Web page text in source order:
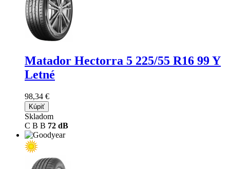
Matador Hectorra 5 225/55 R16 99 Y
Letné
98,34 €
Kúpiť
Skladom
C B B 72 dB